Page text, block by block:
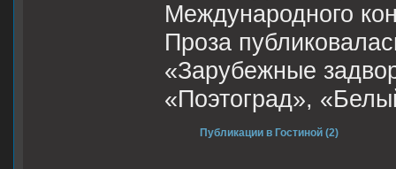
Международного
Проза
«Зарубежные
«Поэтоград»,
Публикации в Гостиной (2)